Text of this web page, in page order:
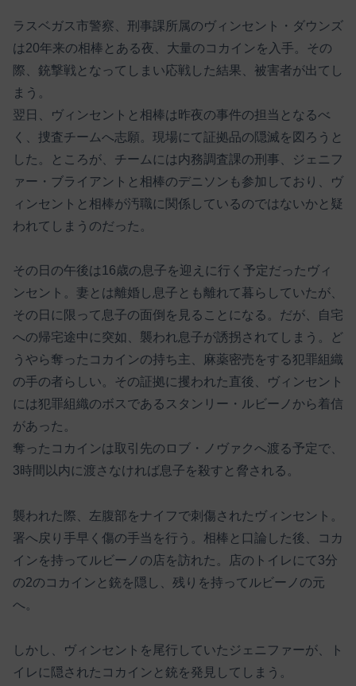
ラスベガス市警察、刑事課所属のヴィンセント・ダウンズ
は20年来の相棒とある夜、大量のコカインを入手。その
際、銃撃戦となってしまい応戦した結果、被害者が出てし
まう。
翌日、ヴィンセントと相棒は昨夜の事件の担当となるべ
く、捜査チームへ志願。現場にて証拠品の隠滅を図ろうと
した。ところが、チームには内務調査課の刑事、ジェニフ
ァー・ブライアントと相棒のデニソンも参加しており、ヴ
ィンセントと相棒が汚職に関係しているのではないかと疑
われてしまうのだった。
その日の午後は16歳の息子を迎えに行く予定だったヴィ
ンセント。妻とは離婚し息子とも離れて暮らしていたが、
その日に限って息子の面倒を見ることになる。だが、自宅
への帰宅途中に突如、襲われ息子が誘拐されてしまう。ど
うやら奪ったコカインの持ち主、麻薬密売をする犯罪組織
の手の者らしい。その証拠に攫われた直後、ヴィンセント
には犯罪組織のボスであるスタンリー・ルビーノから着信
があった。
奪ったコカインは取引先のロブ・ノヴァクへ渡る予定で、
3時間以内に渡さなければ息子を殺すと脅される。
襲われた際、左腹部をナイフで刺傷されたヴィンセント。
署へ戻り手早く傷の手当を行う。相棒と口論した後、コカ
インを持ってルビーノの店を訪れた。店のトイレにて3分
の2のコカインと銃を隠し、残りを持ってルビーノの元
へ。
しかし、ヴィンセントを尾行していたジェニファーが、ト
イレに隠されたコカインと銃を発見してしまう。